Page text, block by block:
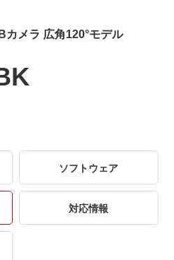
メラ 広角120°モデル
ソフトウェア
対応情報